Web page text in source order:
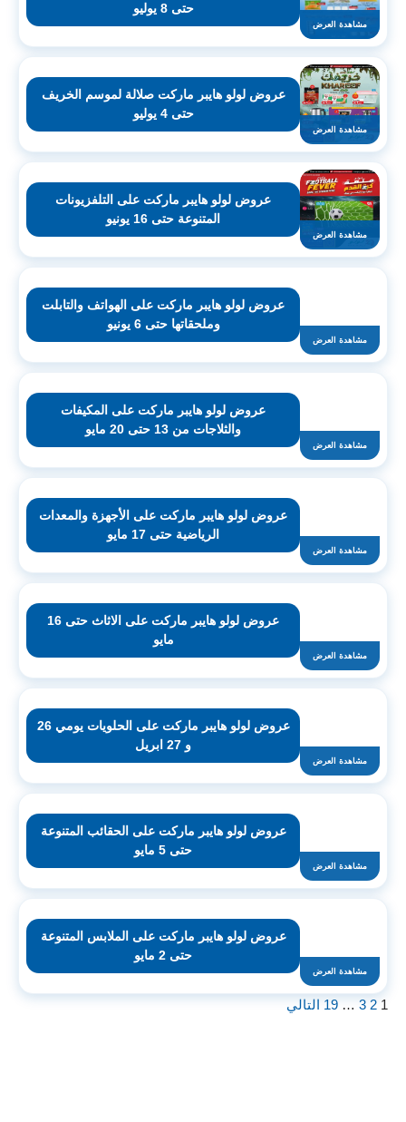
مشاهدة العرض
حتى 8 يوليو
مشاهدة العرض
عروض لولو هايبر ماركت صلالة لموسم الخريف
حتى 4 يوليو
مشاهدة العرض
عروض لولو هايبر ماركت على التلفزيونات
المتنوعة حتى 16 يونيو
مشاهدة العرض
عروض لولو هايبر ماركت على الهواتف والتابلت
وملحقاتها حتى 6 يونيو
مشاهدة العرض
عروض لولو هايبر ماركت على المكيفات
والثلاجات من 13 حتى 20 مايو
مشاهدة العرض
عروض لولو هايبر ماركت على الأجهزة والمعدات
الرياضية حتى 17 مايو
مشاهدة العرض
عروض لولو هايبر ماركت على الاثاث حتى 16
مايو
مشاهدة العرض
عروض لولو هايبر ماركت على الحلويات يومي 26
و 27 ابريل
مشاهدة العرض
عروض لولو هايبر ماركت على الحقائب المتنوعة
حتى 5 مايو
مشاهدة العرض
عروض لولو هايبر ماركت على الملابس المتنوعة
حتى 2 مايو
1
2
3
…
19 التالي